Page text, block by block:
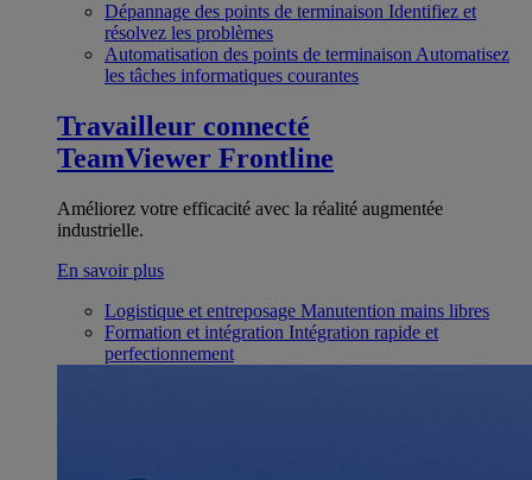
Dépannage des points de terminaison Identifiez et
résolvez les problèmes
Automatisation des points de terminaison Automatisez
les tâches informatiques courantes
Travailleur connecté
TeamViewer Frontline
Améliorez votre efficacité avec la réalité augmentée
industrielle.
En savoir plus
Logistique et entreposage Manutention mains libres
Formation et intégration Intégration rapide et
perfectionnement